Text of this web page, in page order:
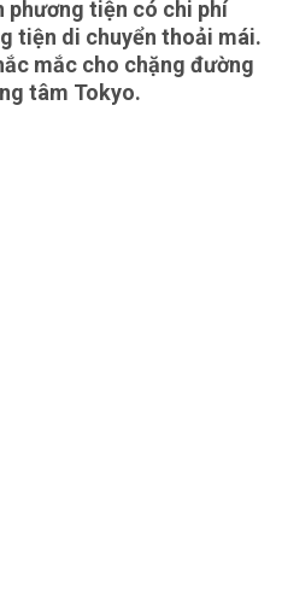
phương tiện có chi phí
tiện di chuyển thoải mái.
mắc cho chặng đường
tâm Tokyo.